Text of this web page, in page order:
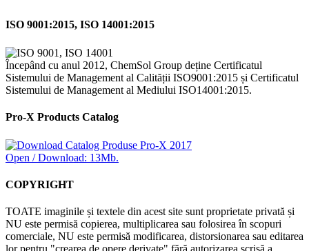
ISO 9001:2015, ISO 14001:2015
Începând cu anul 2012, ChemSol Group deține Certificatul
Sistemului de Management al Calității ISO9001:2015 și Certificatul
Sistemului de Management al Mediului ISO14001:2015.
Pro-X Products Catalog
Open / Download: 13Mb.
COPYRIGHT
TOATE imaginile și textele din acest site sunt proprietate privată și
NU este permisă copierea, multiplicarea sau folosirea în scopuri
comerciale, NU este permisă modificarea, distorsionarea sau editarea